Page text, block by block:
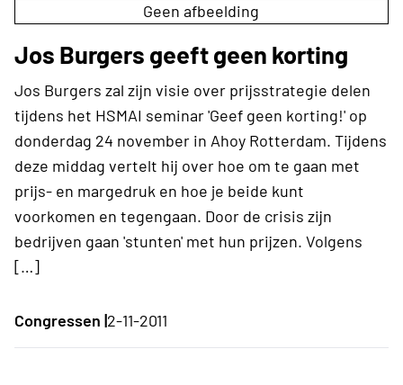
Geen afbeelding
Jos Burgers geeft geen korting
Jos Burgers zal zijn visie over prijsstrategie delen
tijdens het HSMAI seminar 'Geef geen korting!' op
donderdag 24 november in Ahoy Rotterdam. Tijdens
deze middag vertelt hij over hoe om te gaan met
prijs- en margedruk en hoe je beide kunt
voorkomen en tegengaan. Door de crisis zijn
bedrijven gaan 'stunten' met hun prijzen. Volgens
[…]
Congressen |2-11-2011